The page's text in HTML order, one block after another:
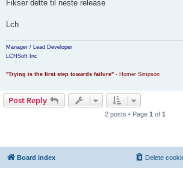
Fikser dette til neste release
Lch
Manager / Lead Developer
LCHSoft Inc
"Trying is the first step towards failure" - Homer Simpson
Post Reply
2 posts • Page 1 of 1
Board index Delete